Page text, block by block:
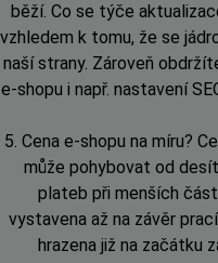
běží. Co se týče
vzhledem k tomu, že se
naší strany. Zároveň
e-shopu i např. nastavení
5. Cena e-shopu na míru?
může pohybovat od
plateb při menších
vystavena až na závěr
hrazena již na začátku